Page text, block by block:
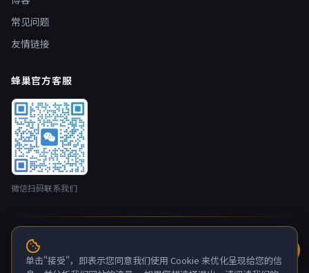
常见问题
友情链接
蜂巢官方客服
微信扫码联系我们
© 2026 蜂巢云盒 nestbox.top · 开发者：广州蚂侠网络技术有限
公司 版权所有
单击"接受"，即表示您同意我们使用 Cookie 来优化呈现给您的信